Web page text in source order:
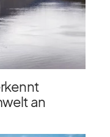
an